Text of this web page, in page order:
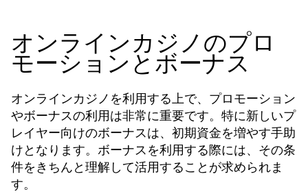
オンラインカジノのプロ
モーションとボーナス
オンラインカジノを利用する上で、プロモーション
やボーナスの利用は非常に重要です。特に新しいプ
レイヤー向けのボーナスは、初期資金を増やす手助
けとなります。ボーナスを利用する際には、その条
件をきちんと理解して活用することが求められま
す。